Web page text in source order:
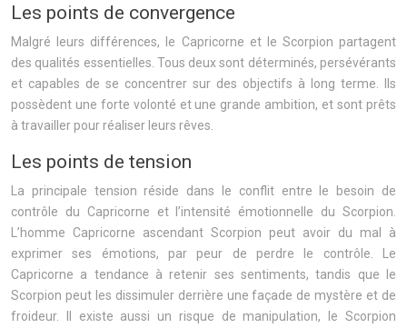
Les points de convergence
Malgré leurs différences, le Capricorne et le Scorpion partagent
des qualités essentielles. Tous deux sont déterminés, persévérants
et capables de se concentrer sur des objectifs à long terme. Ils
possèdent une forte volonté et une grande ambition, et sont prêts
à travailler pour réaliser leurs rêves.
Les points de tension
La principale tension réside dans le conflit entre le besoin de
contrôle du Capricorne et l’intensité émotionnelle du Scorpion.
L’homme Capricorne ascendant Scorpion peut avoir du mal à
exprimer ses émotions, par peur de perdre le contrôle. Le
Capricorne a tendance à retenir ses sentiments, tandis que le
Scorpion peut les dissimuler derrière une façade de mystère et de
froideur. Il existe aussi un risque de manipulation, le Scorpion